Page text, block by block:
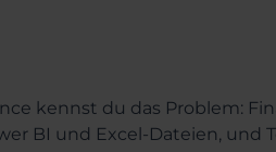
kennst du das Problem:
BI und Excel-Dateien, und